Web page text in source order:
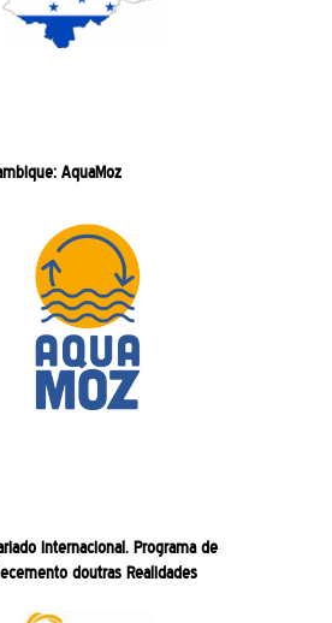
AquaMoz
internacional. Programa de
doutras Realidades